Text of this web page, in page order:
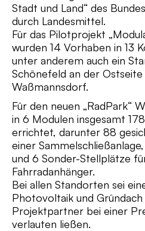
Stadt und Land“ des
durch Landesmittel.
Für das Pilotprojekt
wurden 14 Vorhaben in 13
unter anderem auch ein
Schönefeld an der
Waßmannsdorf.
Für den neuen „RadPark“
in 6 Modulen insgesamt
errichtet, darunter 88
einer
und 6 Sonder-Stellplätze
Fahrradanhänger.
Bei allen Standorten sei
Photovoltaik und
Projektpartner bei einer
verlauten ließen.